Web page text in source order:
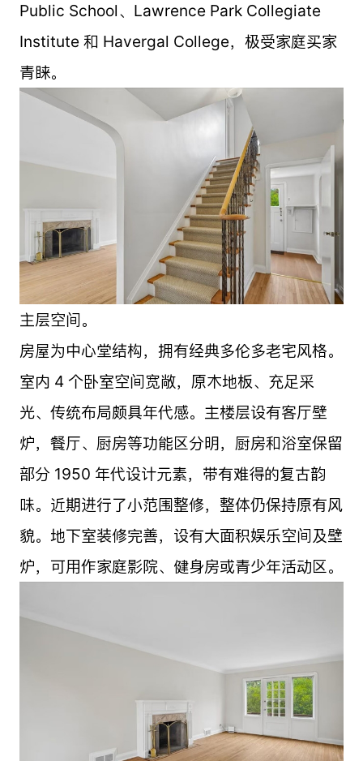
Public School、Lawrence Park Collegiate
Institute 和 Havergal College，极受家庭买家
青睐。
主层空间。
房屋为中心堂结构，拥有经典多伦多老宅风格。
室内 4 个卧室空间宽敞，原木地板、充足采
光、传统布局颇具年代感。主楼层设有客厅壁
炉，餐厅、厨房等功能区分明，厨房和浴室保留
部分 1950 年代设计元素，带有难得的复古韵
味。近期进行了小范围整修，整体仍保持原有风
貌。地下室装修完善，设有大面积娱乐空间及壁
炉，可用作家庭影院、健身房或青少年活动区。